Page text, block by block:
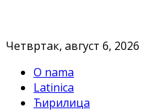
Четвртак, август 6, 2026
O nama
Latinica
Ћирилица